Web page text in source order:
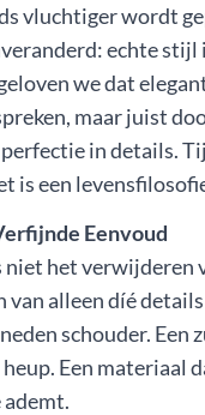
vluchtiger wordt
echte
we dat
maar juist
in details.
is een
Eenvoud
het verwijderen
van alleen díé
schouder. Een
Een materiaal
ademt.